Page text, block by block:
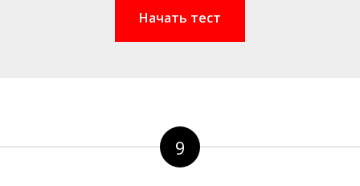
Начать тест
9